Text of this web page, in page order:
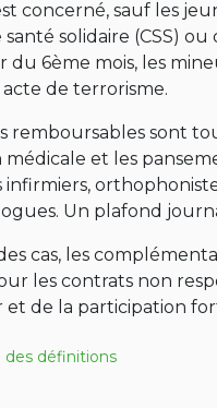
concerné, sauf les
solidaire (CSS)
du 6ème mois, les
acte de terrorisme.
remboursables sont
médicale et les
Un plafond
cas, les
les contrats non
de la participation
des définitions